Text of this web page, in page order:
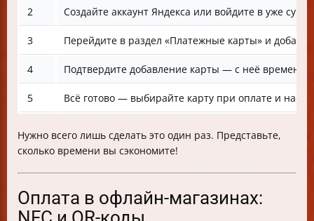
2 Создайте аккаунт Яндекса или войдите в уже
3 Перейдите в раздел «Платежные карты» и
4 Подтвердите добавление карты — с неё
5 Всё готово — выбирайте карту при оплате и
Нужно всего лишь сделать это один раз. Представьте,
сколько времени вы сэкономите!
Оплата в офлайн-магазинах: